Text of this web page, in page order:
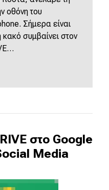
οθόνη του
Σήμερα είναι
κακό συμβαίνει στον
στο Google
Media